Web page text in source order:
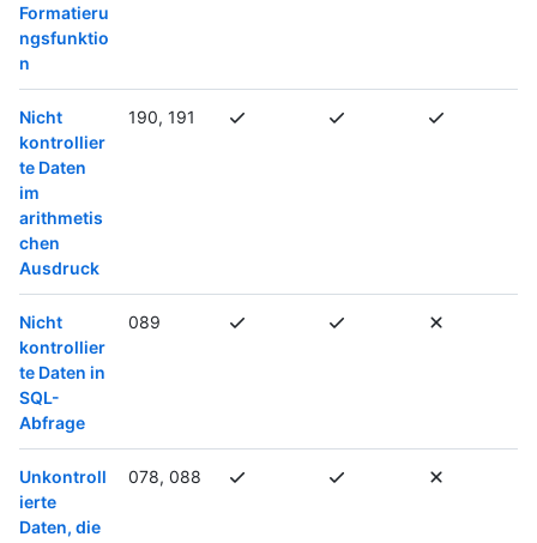
Formatieru
ngsfunktio
n
Nicht
kontrollier
te Daten
im
arithmetis
chen
Ausdruck
190, 191
Nicht
kontrollier
te Daten in
SQL-
Abfrage
089
Unkontroll
ierte
Daten, die
078, 088